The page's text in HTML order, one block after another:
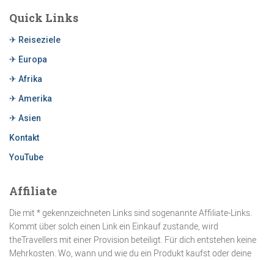
Quick Links
✈ Reiseziele
✈ Europa
✈ Afrika
✈ Amerika
✈ Asien
Kontakt
YouTube
Affiliate
Die mit * gekennzeichneten Links sind sogenannte Affiliate-Links.
Kommt über solch einen Link ein Einkauf zustande, wird
theTravellers mit einer Provision beteiligt. Für dich entstehen keine
Mehrkosten. Wo, wann und wie du ein Produkt kaufst oder deine